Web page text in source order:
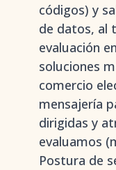
códigos) y
de datos, al
evaluación
soluciones
comercio
mensajería
dirigidas y
evaluamos
Postura de